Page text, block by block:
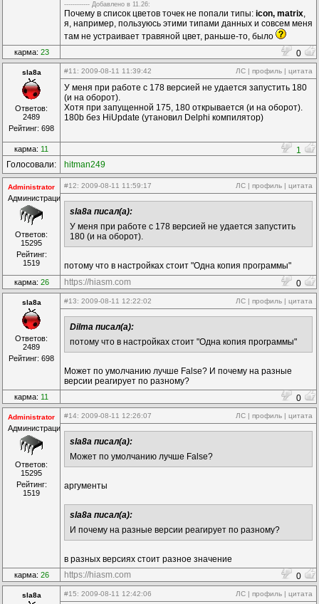
------------ Дoбавленo в 11.26:
Почему в список цветов точек не попали типы: icon, matrix,
я, например, пользуюсь этими типами данных и совсем меня
там не устраивает травяной цвет, раньше-то, было
карма: 23 0
sla8a
Ответов:
2489
Рейтинг: 698
#11 : 2009-08-11 11:39:42 ЛС | профиль | цитата
У меня при работе с 178 версией не удается запустить 180
(и на оборот).
Хотя при запущенной 175, 180 открывается (и на оборот).
180b без HiUpdate (утановил Delphi компилятор)
карма: 11
1
Голосовали:
hitman249
Administrator
Администрация
Ответов:
15295
Рейтинг:
1519
#12: 2009-08-11 11:59:17 ЛС | профиль | цитата
sla8a писал(а):
У меня при работе с 178 версией не удается запустить
180 (и на оборот).
потому что в настройках стоит "Одна копия программы"
карма: 26 https://hiasm.com 0
sla8a
Ответов:
2489
Рейтинг: 698
#13: 2009-08-11 12:22:02 ЛС | профиль | цитата
Dilma писал(а):
потому что в настройках стоит "Одна копия программы"
Может по умолчанию лучше False? И почему на разные
версии реагирует по разному?
карма: 11 0
Administrator
Администрация
Ответов:
15295
Рейтинг:
1519
#14: 2009-08-11 12:26:07 ЛС | профиль | цитата
sla8a писал(а):
Может по умолчанию лучше False?
аргументы
sla8a писал(а):
И почему на разные версии реагирует по разному?
в разных версиях стоит разное значение
карма: 26 https://hiasm.com 0
sla8a #15: 2009-08-11 12:42:06 ЛС | профиль | цитата